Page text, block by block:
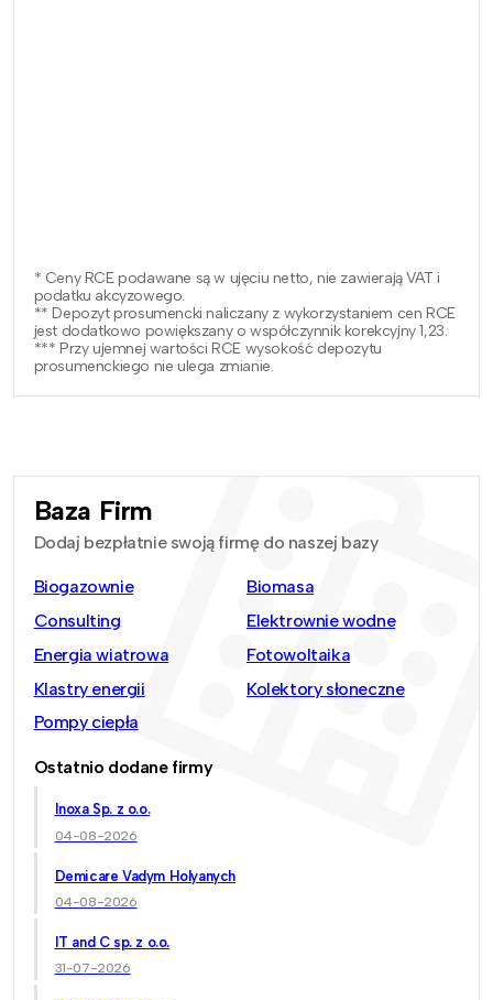
* Ceny RCE podawane są w ujęciu netto, nie zawierają VAT i
podatku akcyzowego.
** Depozyt prosumencki naliczany z wykorzystaniem cen RCE
jest dodatkowo powiększany o współczynnik korekcyjny 1,23.
*** Przy ujemnej wartości RCE wysokość depozytu
prosumenckiego nie ulega zmianie.
Baza Firm
Dodaj bezpłatnie swoją firmę do naszej bazy
Biogazownie
Biomasa
Consulting
Elektrownie wodne
Energia wiatrowa
Fotowoltaika
Klastry energii
Kolektory słoneczne
Pompy ciepła
Ostatnio dodane firmy
Inoxa Sp. z o.o.
04-08-2026
Demicare Vadym Holyanych
04-08-2026
IT and C sp. z o.o.
31-07-2026